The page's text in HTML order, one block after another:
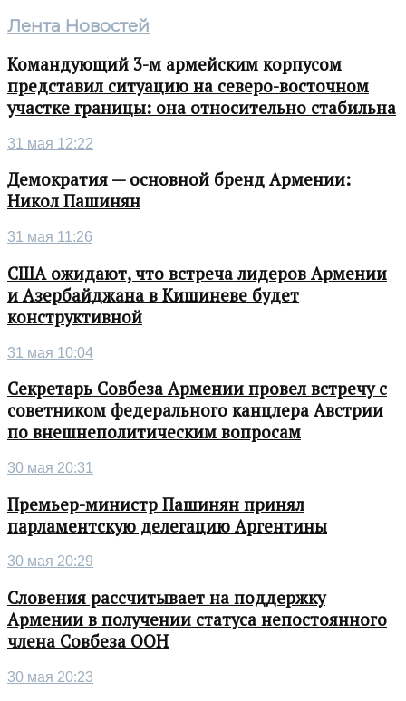
Лента Новостей
Командующий 3-м армейским корпусом
представил ситуацию на северо-восточном
участке границы: она относительно стабильна
31 мая 12:22
Демократия — основной бренд Армении:
Никол Пашинян
31 мая 11:26
США ожидают, что встреча лидеров Армении
и Азербайджана в Кишиневе будет
конструктивной
31 мая 10:04
Секретарь Совбеза Армении провел встречу с
советником федерального канцлера Австрии
по внешнеполитическим вопросам
30 мая 20:31
Премьер-министр Пашинян принял
парламентскую делегацию Аргентины
30 мая 20:29
Словения рассчитывает на поддержку
Армении в получении статуса непостоянного
члена Совбеза ООН
30 мая 20:23